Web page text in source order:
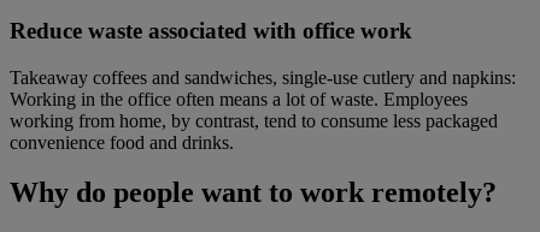
Reduce waste associated with office work
Takeaway coffees and sandwiches, single-use cutlery and napkins:
Working in the office often means a lot of waste. Employees
working from home, by contrast, tend to consume less packaged
convenience food and drinks.
Why do people want to work remotely?